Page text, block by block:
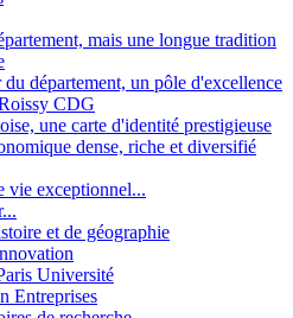
mais une longue tradition
département, un pôle d'excellence
CDG
une carte d'identité prestigieuse
dense, riche et diversifié
vie exceptionnel...
et de géographie
Université
Entreprises